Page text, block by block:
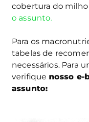
cobertura do milho
o assunto.
Para os
tabelas de
necessários. Para
verifique nosso e-
assunto: